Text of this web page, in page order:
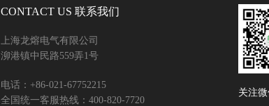
CONTACT US 联系我们
上海龙熔电气有限公司
泖港镇中民路559弄1号
电话：+86-021-67752215
全国统一客服热线：400-820-7720
关注